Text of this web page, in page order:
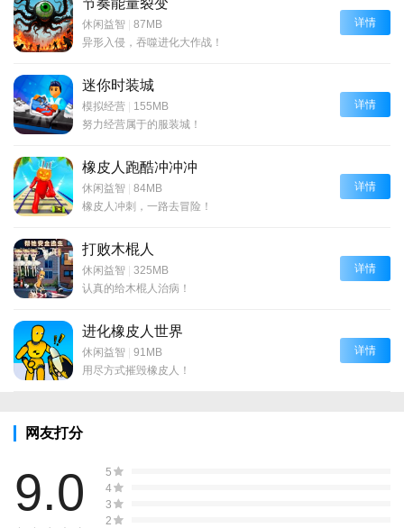
休闲益智 | 87MB
异形入侵，吞噬进化大作战！
详情
迷你时装城
模拟经营 | 155MB
努力经营属于的服装城！
详情
橡皮人跑酷冲冲冲
休闲益智 | 84MB
橡皮人冲刺，一路去冒险！
详情
打败木棍人
休闲益智 | 325MB
认真的给木棍人治病！
详情
进化橡皮人世界
休闲益智 | 91MB
用尽方式摧毁橡皮人！
详情
网友打分
9.0
5
4
3
2